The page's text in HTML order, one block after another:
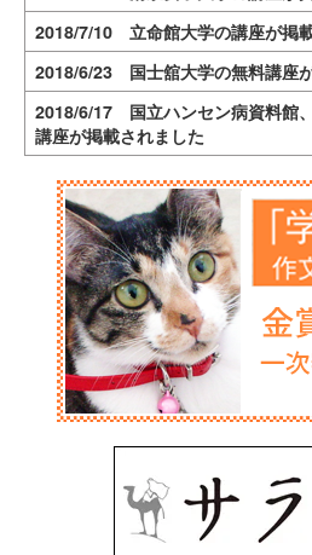
2018/7/10 立命館大学の講座が掲
2018/6/23 国士舘大学の無料講座
2018/6/17 国立ハンセン病資料館
講座が掲載されました